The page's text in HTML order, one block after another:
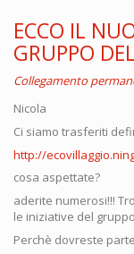
ECCO IL
GRUPPO
Collegamento
Nicola
Ci siamo trasferiti
http://
cosa aspettate?
aderite numerosi!!!
le iniziative del
Perchè dovreste